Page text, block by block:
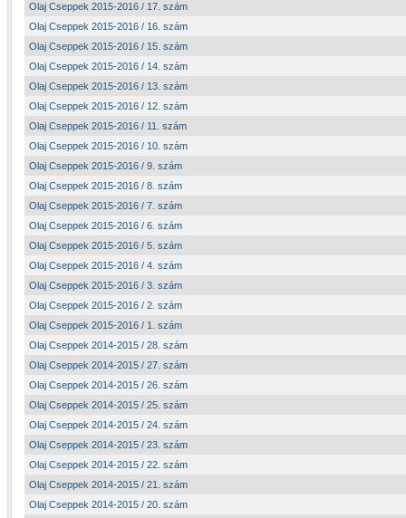
Olaj Cseppek 2015-2016 / 17. szám
Olaj Cseppek 2015-2016 / 16. szám
Olaj Cseppek 2015-2016 / 15. szám
Olaj Cseppek 2015-2016 / 14. szám
Olaj Cseppek 2015-2016 / 13. szám
Olaj Cseppek 2015-2016 / 12. szám
Olaj Cseppek 2015-2016 / 11. szám
Olaj Cseppek 2015-2016 / 10. szám
Olaj Cseppek 2015-2016 / 9. szám
Olaj Cseppek 2015-2016 / 8. szám
Olaj Cseppek 2015-2016 / 7. szám
Olaj Cseppek 2015-2016 / 6. szám
Olaj Cseppek 2015-2016 / 5. szám
Olaj Cseppek 2015-2016 / 4. szám
Olaj Cseppek 2015-2016 / 3. szám
Olaj Cseppek 2015-2016 / 2. szám
Olaj Cseppek 2015-2016 / 1. szám
Olaj Cseppek 2014-2015 / 28. szám
Olaj Cseppek 2014-2015 / 27. szám
Olaj Cseppek 2014-2015 / 26. szám
Olaj Cseppek 2014-2015 / 25. szám
Olaj Cseppek 2014-2015 / 24. szám
Olaj Cseppek 2014-2015 / 23. szám
Olaj Cseppek 2014-2015 / 22. szám
Olaj Cseppek 2014-2015 / 21. szám
Olaj Cseppek 2014-2015 / 20. szám